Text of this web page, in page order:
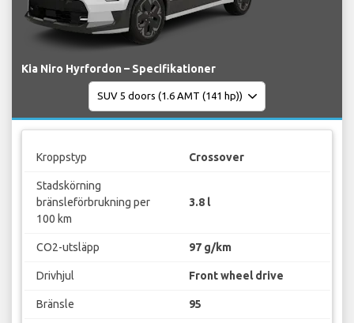
Kia Niro Hyrfordon – Specifikationer
Kroppstyp Crossover
Stadskörning
bränsleförbrukning per
100 km
3.8 l
CO2-utsläpp 97 g/km
Drivhjul Front wheel drive
Bränsle 95